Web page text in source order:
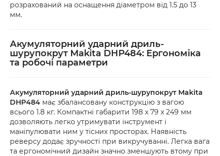
розрахований на оснащення діаметром від 1.5 до 13
мм.
Акумуляторний ударний дриль-
шурупокрут Makita DHP484: Ергономіка
та робочі параметри
Акумуляторний ударний дриль-шурупокрут Makita
DHP484 має збалансовану конструкцію з вагою
всього 1.8 кг. Компактні габарити 198 x 79 x 249 мм
дозволяють легко утримувати інструмент і
маніпулювати ним у тісних просторах. Наявність
реверсу додає зручності при викручуванні. Легка вага
та ергономічний дизайн значно зменшують втому при